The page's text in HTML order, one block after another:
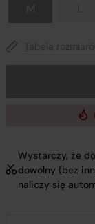
M L
Tabela
Wystarczy, że
dowolny (bez
naliczy się